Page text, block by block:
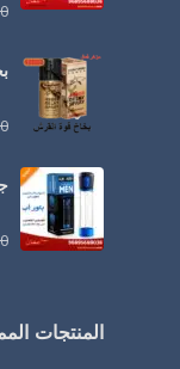
المنتجات